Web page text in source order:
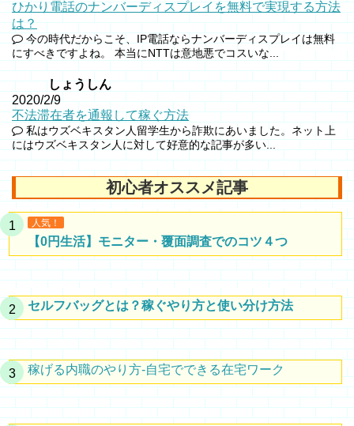
ひかり電話のナンバーディスプレイを無料で実現する方法
は？
今の時代だからこそ、IP電話ならナンバーディスプレイは無料
にすべきですよね。 本当にNTTは意地悪でコスいな...
しょうしん
2020/2/9
不法滞在者を通報して稼ぐ方法
私はウズベキスタン人留学生から詐欺にあいました。ネット上
にはウズベキスタン人に対して好意的な記事が多い...
初心者オススメ記事
人気！
【0円生活】モニター・覆面調査でのコツ４つ
セルフバッグとは？稼ぐやり方と使い分け方法
稼げる内職のやり方-自宅でできる在宅ワーク